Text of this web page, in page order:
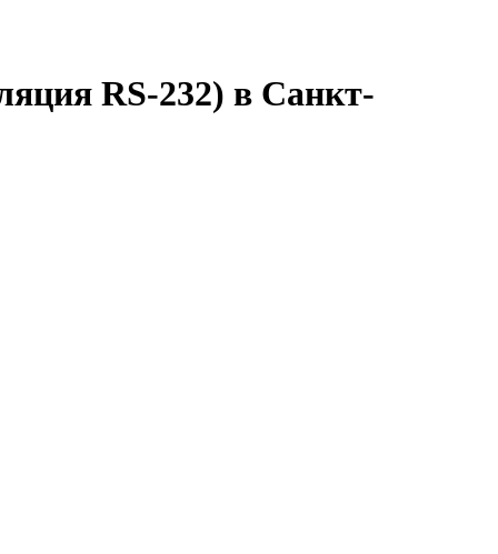
RS-232) в Санкт-